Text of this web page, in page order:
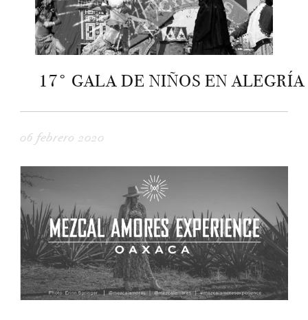
17° GALA DE NIÑOS EN ALEGRÍA
06 febrero 2020